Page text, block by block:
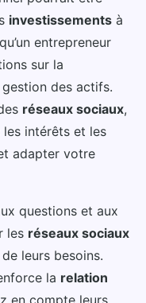
investissements à
entrepreneur
sur la
des actifs.
réseaux sociaux,
intérêts et les
adapter votre
questions et aux
les réseaux sociaux
leurs besoins.
la relation
en compte leurs